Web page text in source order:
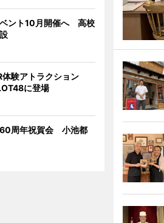
ント10月開催へ 高校
体験アトラクション
に登場
60周年祝賀会 小池都